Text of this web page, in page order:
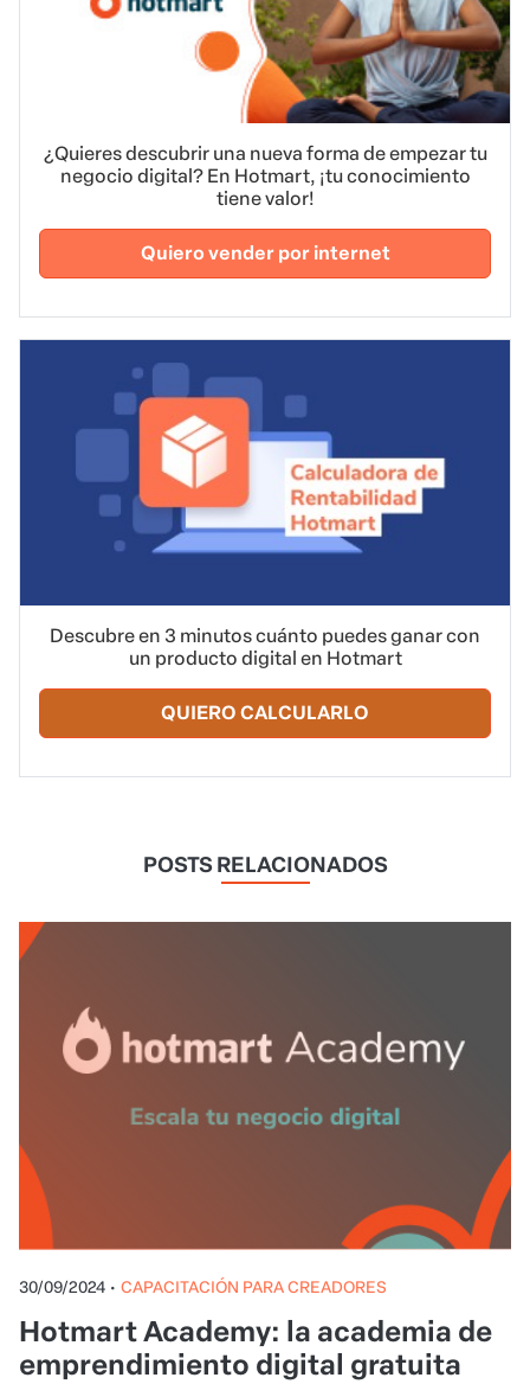
¿Quieres descubrir una nueva forma de empezar tu
negocio digital? En Hotmart, ¡tu conocimiento
tiene valor!
Quiero vender por internet
Descubre en 3 minutos cuánto puedes ganar con
un producto digital en Hotmart
QUIERO CALCULARLO
POSTS RELACIONADOS
30/09/2024 • CAPACITACIÓN PARA CREADORES
Hotmart Academy: la academia de
emprendimiento digital gratuita